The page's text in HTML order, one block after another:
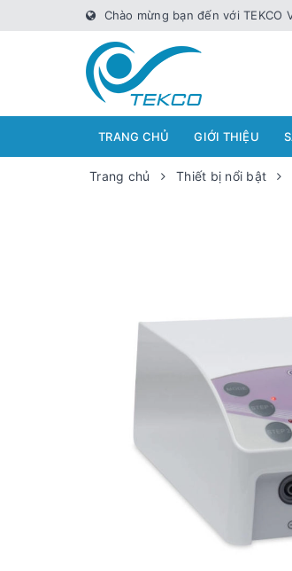
Chào mừng bạn đến với TEKCO
TRANG CHỦ GIỚI THIỆU
Trang chủ Thiết bị nổi bật